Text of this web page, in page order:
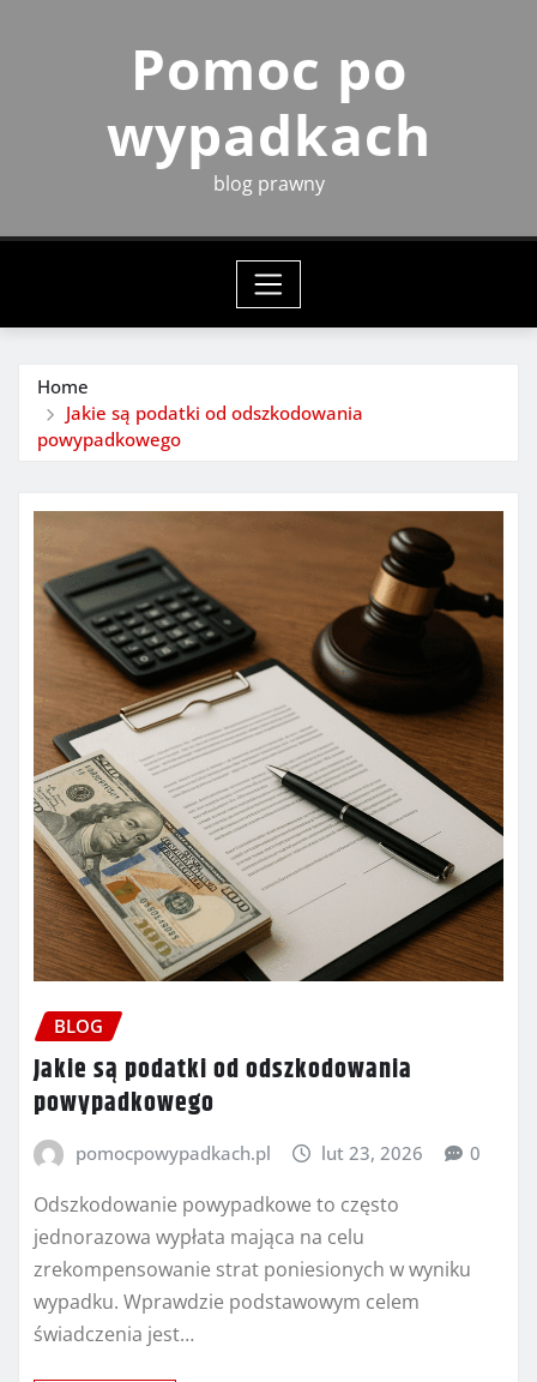
Pomoc po
wypadkach
blog prawny
Home
Jakie są podatki od odszkodowania
powypadkowego
BLOG
Jakie są podatki od odszkodowania
powypadkowego
pomocpowypadkach.pl lut 23, 2026 0
Odszkodowanie powypadkowe to często
jednorazowa wypłata mająca na celu
zrekompensowanie strat poniesionych w wyniku
wypadku. Wprawdzie podstawowym celem
świadczenia jest…